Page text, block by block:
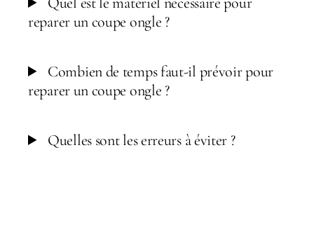
reparer un coupe ongle ?
Combien de temps faut-il prévoir pour
reparer un coupe ongle ?
Quelles sont les erreurs à éviter ?